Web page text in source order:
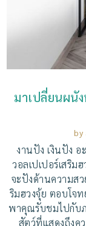
มาเปลี่ยนผนั
by
งานปัง เงินปัง
วอลเปเปอร์เสริ
จะปังด้านความส
ริมฮวงจุ้ย ตอบโจ
พาคุณรับชมไปกับ
สัตว์ที่แสดงถึงค